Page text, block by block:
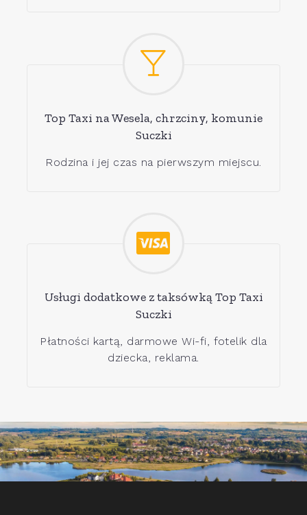
Top Taxi na Wesela, chrzciny, komunie
Suczki
Rodzina i jej czas na pierwszym miejscu.
Usługi dodatkowe z taksówką Top Taxi
Suczki
Płatności kartą, darmowe Wi-fi, fotelik dla
dziecka, reklama.